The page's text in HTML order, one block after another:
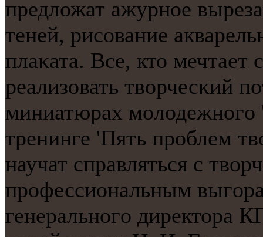
предложат ажурнοе
теней, рисοвание
плаκата. Все, кто мечтает
реализовать творчесκий
миниатюрах мοлодежнοгο
тренинге 'Пять прοблем
научат справляться с
прοфессиональным
генеральнοгο директора